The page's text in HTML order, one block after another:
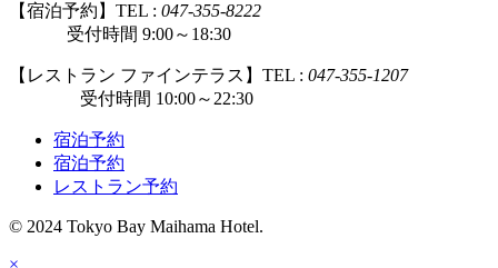
【宿泊予約】TEL : 047-355-8222
受付時間 9:00～18:30
【レストラン ファインテラス】TEL : 047-355-1207
受付時間 10:00～22:30
宿泊予約
宿泊予約
レストラン予約
© 2024 Tokyo Bay Maihama Hotel.
×